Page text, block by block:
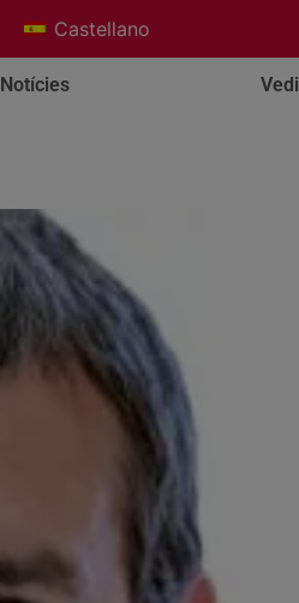
Castellano
Notícies